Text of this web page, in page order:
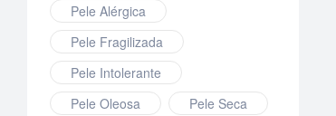
Pele Alérgica
Pele Fragilizada
Pele Intolerante
Pele Oleosa
Pele Seca